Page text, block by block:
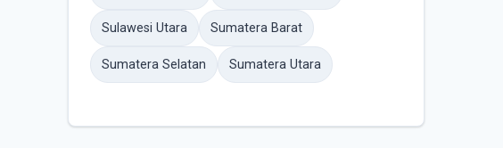
Sulawesi Utara Sumatera Barat
Sumatera Selatan Sumatera Utara